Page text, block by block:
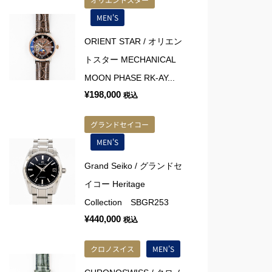
MEN'S
ORIENT STAR / オリエン
トスター MECHANICAL
MOON PHASE RK-AY...
¥198,000 税込
グランドセイコー
MEN'S
Grand Seiko / グランドセ
イコー Heritage
Collection SBGR253
¥440,000 税込
クロノスイス MEN'S